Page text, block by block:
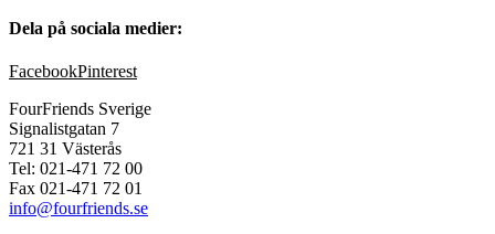
Dela på sociala medier:
FacebookPinterest
FourFriends Sverige
Signalistgatan 7
721 31 Västerås
Tel: 021-471 72 00
Fax 021-471 72 01
info@fourfriends.se